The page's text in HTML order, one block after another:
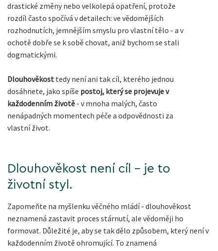
drastické změny nebo velkolepá opatření, protože
rozdíl často spočívá v detailech: ve vědomějších
rozhodnutích, jemnějším smyslu pro vlastní tělo - a v
ochotě dobře se k sobě chovat, aniž bychom se stali
dogmatickými.
Dlouhověkost tedy není ani tak cíl, kterého jednou
dosáhnete, jako spíše postoj, který se projevuje v
každodenním životě - v mnoha malých, často
nenápadných momentech péče a odpovědnosti za
vlastní život.
Dlouhověkost není cíl - je to
životní styl.
Zapomeňte na myšlenku věčného mládí - dlouhověkost
neznamená zastavit proces stárnutí, ale vědoměji ho
formovat. Důležité je, aby se tak dělo způsobem, který není v
každodenním životě ohromující. To znamená